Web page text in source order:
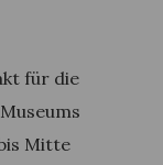
für die
Mitte